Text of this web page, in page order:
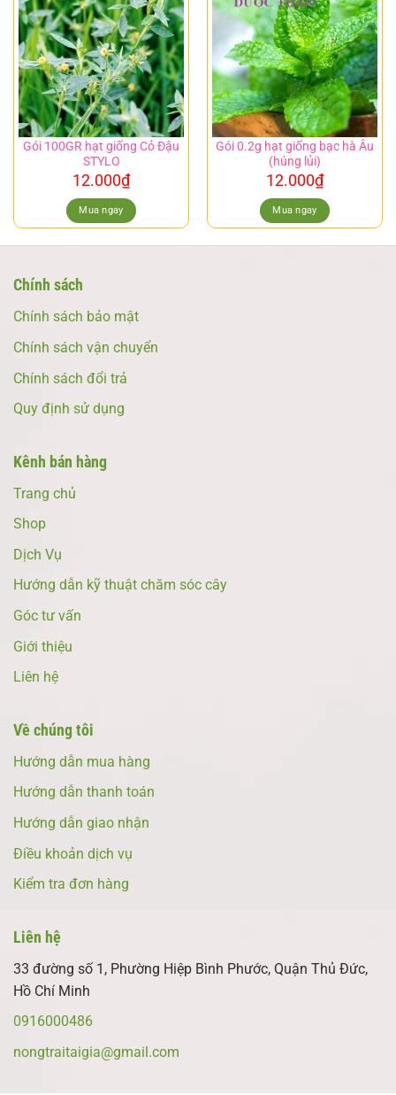
Gói 100GR hạt giống Cỏ Đậu
STYLO
12.000₫
Mua ngay
Gói 0.2g hạt giống bạc hà Âu
(húng lủi)
12.000₫
Mua ngay
Chính sách
Chính sách bảo mật
Chính sách vận chuyển
Chính sách đổi trả
Quy định sử dụng
Kênh bán hàng
Trang chủ
Shop
Dịch Vụ
Hướng dẫn kỹ thuật chăm sóc cây
Góc tư vấn
Giới thiệu
Liên hệ
Về chúng tôi
Hướng dẫn mua hàng
Hướng dẫn thanh toán
Hướng dẫn giao nhận
Điều khoản dịch vụ
Kiểm tra đơn hàng
Liên hệ
33 đường số 1, Phường Hiệp Bình Phước, Quận Thủ Đức,
Hồ Chí Minh
0916000486
nongtraitaigia@gmail.com